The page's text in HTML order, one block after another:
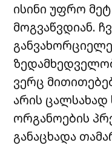
ისინი უფრო
მოგვაწვდიან.
ვერც
არის
ორგანოების
განაცხადა